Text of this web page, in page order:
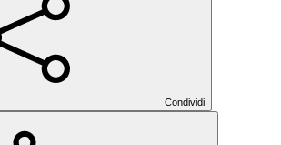
Condividi